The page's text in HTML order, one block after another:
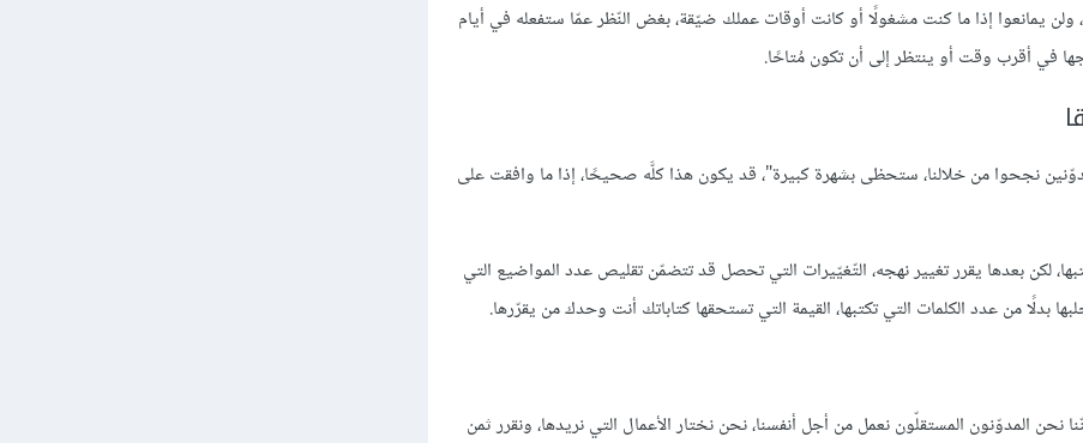
يمانعوا إذا ما كنت مشغولًا أو كانت أوقات عملك ضيّقة، بغض النّظر عمّا ستفعله في أيام
في أقرب وقت أو ينتظر إلى أن تكون مُتاحًا.
نجحوا من خلالنا، ستحظى بشهرة كبيرة"، قد يكون هذا كلَّه صحيحًا، إذا ما وافقت على
لكن بعدها يقرر تغيير نهجه، التّغيّيرات التي تحصل قد تتضمّن تقليص عدد المواضيع التي
بدلًا من عدد الكلمات التي تكتبها، القيمة التي تستحقها كتاباتك أنت وحدك من يقرّرها.
المدوّنون المستقلّون نعمل من أجل أنفسنا، نحن نختار الأعمال التي نريدها، ونقرر ثمن